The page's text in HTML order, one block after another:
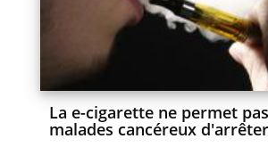
La e-cigarette ne permet
malades cancéreux